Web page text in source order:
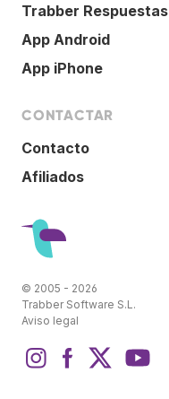
Trabber Respuestas
App Android
App iPhone
CONTACTAR
Contacto
Afiliados
© 2005 - 2026
Trabber Software S.L.
Aviso legal